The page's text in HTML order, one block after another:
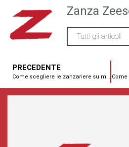
Zanza
Tutti gli articoli
PRECEDENTE
Come scegliere le zanzariere su misura per porta e finestra